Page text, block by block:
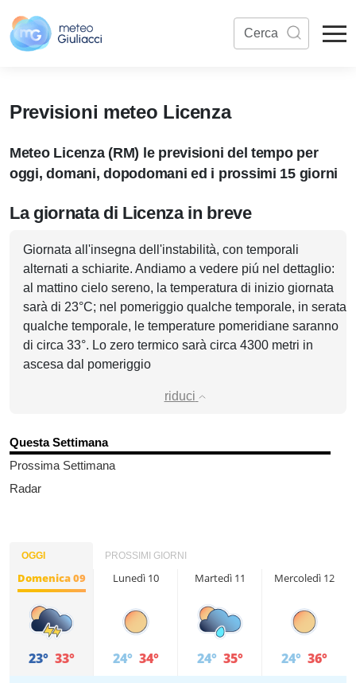
Previsioni meteo Licenza
Meteo Licenza (RM) le previsioni del tempo per
oggi, domani, dopodomani ed i prossimi 15 giorni
La giornata di Licenza in breve
Giornata all'insegna dell'instabilità, con temporali
alternati a schiarite. Andiamo a vedere piú nel dettaglio:
al mattino cielo sereno, la temperatura di inizio giornata
sarà di 23°C; nel pomeriggio qualche temporale, in serata
qualche temporale, le temperature pomeridiane saranno
di circa 33°. Lo zero termico sarà circa 4300 metri in
ascesa dal pomeriggio
riduci
Questa Settimana
Prossima Settimana
Radar
OGGI PROSSIMI GIORNI
Domenica 09
23° 33°
Lunedì 10
24° 34°
Martedì 11
24° 35°
Mercoledì 12
24° 36°